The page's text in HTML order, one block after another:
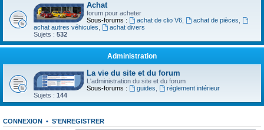
Achat
forum pour acheter
Sous-forums :
achat de clio V6, achat de pièces,
achat autres véhicules,
achat divers
Sujets : 532
Administration
La vie du site et du forum
L'administration du site et du forum
Sous-forums :
guides,
réglement intérieur
Sujets : 144
CONNEXION • S’ENREGISTRER